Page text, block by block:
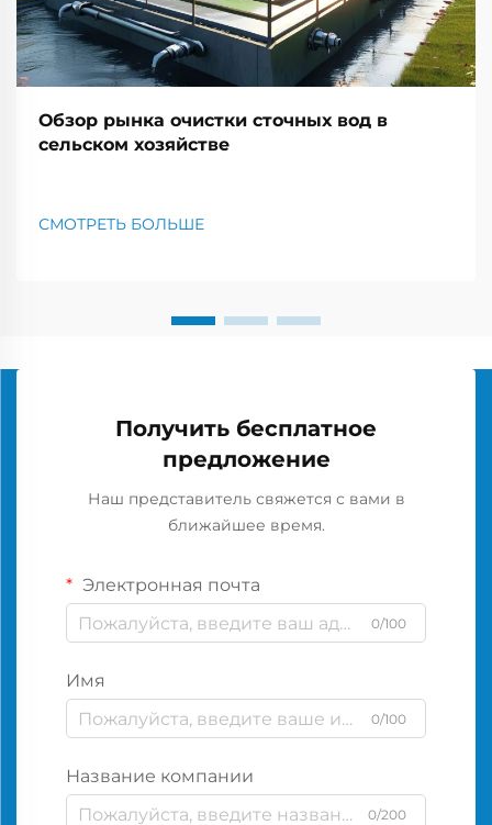
Обзор рынка очистки сточных вод в
сельском хозяйстве
СМОТРЕТЬ БОЛЬШЕ
Получить бесплатное
предложение
Наш представитель свяжется с вами в
ближайшее время.
Электронная почта
0/100
Имя
0/100
Название компании
0/200